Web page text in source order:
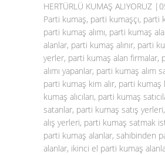
HERTÜRLÜ KUMAŞ ALIYORUZ
Parti kumaş, parti kumaşçı, parti
parti kumaş alımı, parti kumaş
alanlar, parti kumaş alınır, parti
yerler, parti kumaş alan firmalar,
alımı yapanlar, parti kumaş alım
parti kumaş kim alır, parti kumaş
kumaş alıcıları, parti kumaş
satanlar, parti kumaş satış
alış yerleri, parti kumaş satmak
parti kumaş alanlar, sahibinden
alanlar, ikinci el parti kumaş